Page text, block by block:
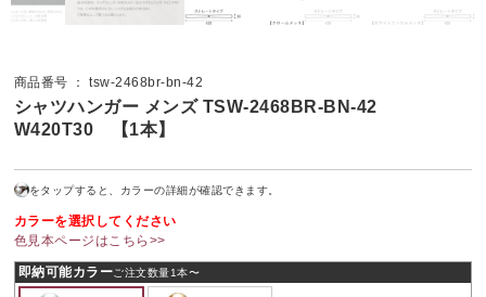
商品番号 ： tsw-2468br-bn-42
シャツハンガー メンズ TSW-2468BR-BN-42
W420T30 【1本】
をタップすると、カラーの詳細が確認できます。
カラーを選択してください
色見本ページはこちら>>
即納可能カラーご注文数量1本〜